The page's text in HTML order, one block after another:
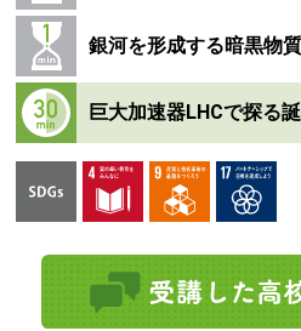
銀河を形成する暗黒物
巨大加速器LHCで探る